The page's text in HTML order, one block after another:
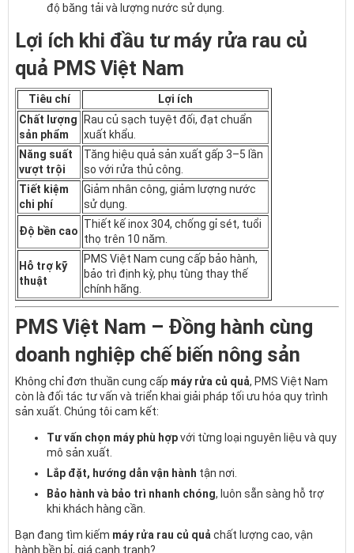
độ băng tải và lượng nước sử dụng.
Lợi ích khi đầu tư máy rửa rau củ
quả PMS Việt Nam
Tiêu chí
Lợi ích
Chất lượng
sản phẩm
Rau củ sạch tuyệt đối, đạt chuẩn
xuất khẩu.
Năng suất
vượt trội
Tăng hiệu quả sản xuất gấp 3–5 lần
so với rửa thủ công.
Tiết kiệm
chi phí
Giảm nhân công, giảm lượng nước
sử dụng.
Độ bền cao
Thiết kế inox 304, chống gỉ sét, tuổi
thọ trên 10 năm.
Hỗ trợ kỹ
thuật
PMS Việt Nam cung cấp bảo hành,
bảo trì định kỳ, phụ tùng thay thế
chính hãng.
PMS Việt Nam – Đồng hành cùng
doanh nghiệp chế biến nông sản
Không chỉ đơn thuần cung cấp máy rửa củ quả, PMS Việt Nam
còn là đối tác tư vấn và triển khai giải pháp tối ưu hóa quy trình
sản xuất. Chúng tôi cam kết:
Tư vấn chọn máy phù hợpvới từng loại nguyên liệu và quy
mô sản xuất.
Lắp đặt, hướng dẫn vận hành tận nơi.
Bảo hành và bảo trì nhanh chóng, luôn sẵn sàng hỗ trợ
khi khách hàng cần.
Bạn đang tìm kiếm máy rửa rau củ quả chất lượng cao, vận
hành bền bỉ, giá cạnh tranh?